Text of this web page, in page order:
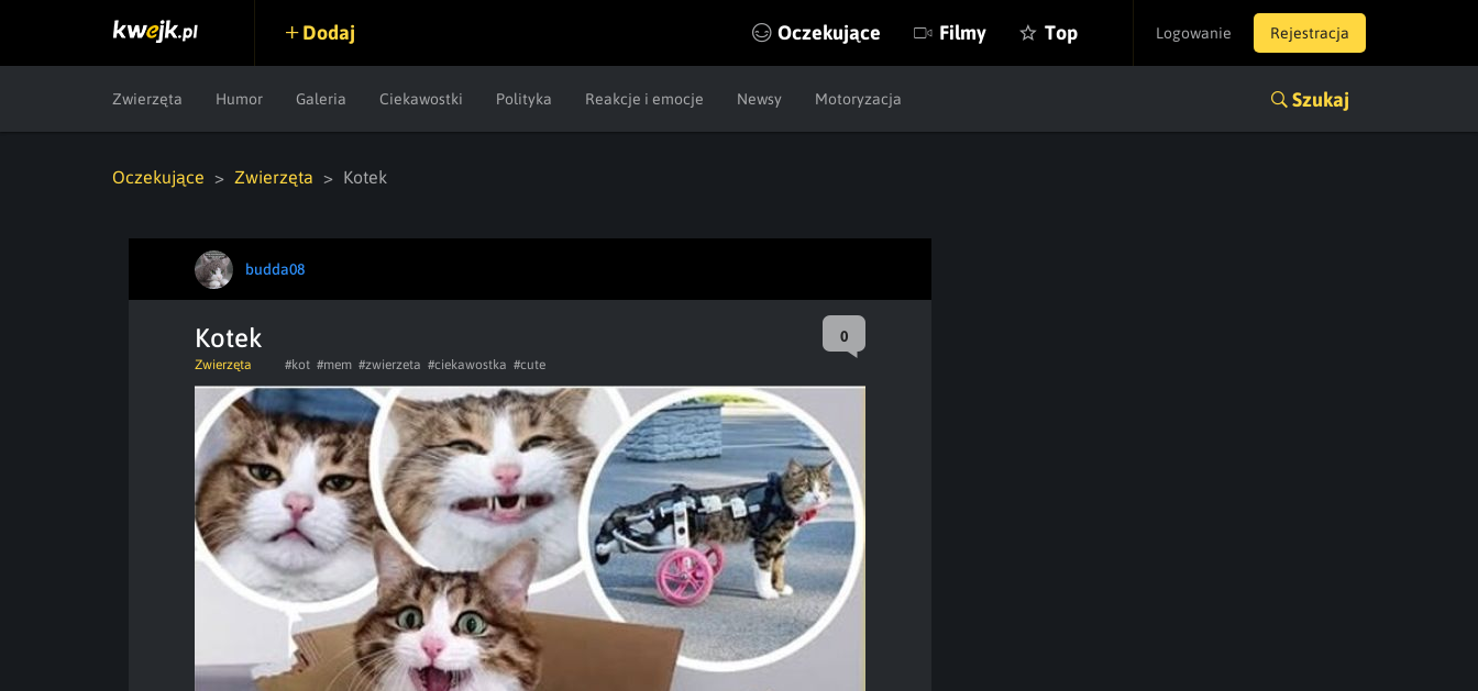
Logowanie Rejestracja
Dodaj Oczekujące Filmy Top
Zwierzęta Humor Galeria Ciekawostki Polityka Reakcje i emocje Newsy Motoryzacja Szukaj
Oczekujące Zwierzęta Kotek
budda08
Kotek 0
Zwierzęta #kot #mem #zwierzeta #ciekawostka #cute